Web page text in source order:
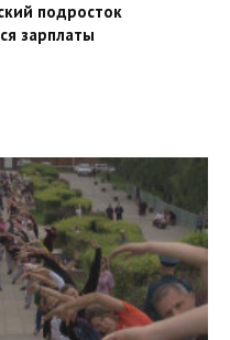
подросток
зарплаты